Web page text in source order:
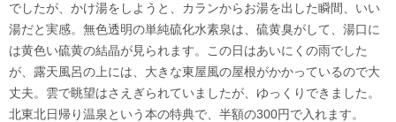
でしたが、かけ湯をしようと、カランからお湯を出した瞬間、いい
湯だと実感。無色透明の単純硫化水素泉は、硫黄臭がして、湯口に
は黄色い硫黄の結晶が見られます。この日はあいにくの雨でした
が、露天風呂の上には、大きな東屋風の屋根がかかっているので大
丈夫。雲で眺望はさえぎられていましたが、ゆっくりできました。
北東北日帰り温泉という本の特典で、半額の300円で入れます。